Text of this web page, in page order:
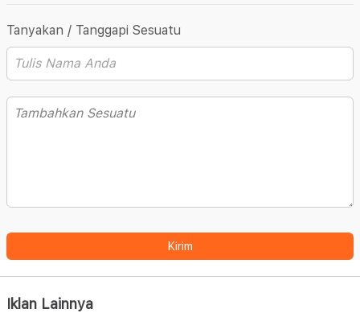
Tanyakan / Tanggapi Sesuatu
Kirim
Iklan Lainnya